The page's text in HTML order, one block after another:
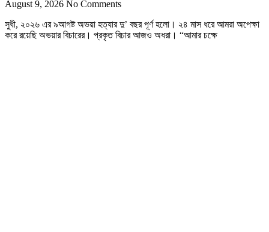
August 9, 2026 No Comments
সুধী, ২০২৬ এর ৯আগষ্ট অভয়া হত্যার দু’ বছর পূর্ণ হলো। ২৪ মাস ধরে আমরা অপেক্ষা
করে রয়েছি অভয়ার বিচারের। প্রকৃত বিচার আজও অধরা। “আমার চক্ষে